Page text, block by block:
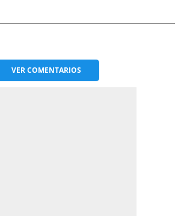
VERCOMENTARIOS